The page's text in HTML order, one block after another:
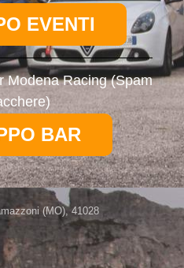
EVENTI
Modena Racing (Spam
BAR
(MO), 41028